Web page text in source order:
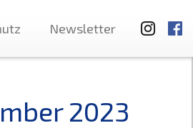
Newsletter
2023